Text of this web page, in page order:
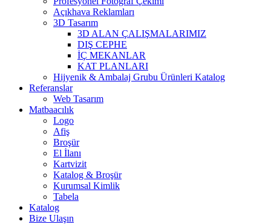
Açıkhava Reklamları
3D Tasarım
3D ALAN ÇALIŞMALARIMIZ
DIŞ CEPHE
İÇ MEKANLAR
KAT PLANLARI
Hijyenik & Ambalaj Grubu Ürünleri Katalog
Referanslar
Web Tasarım
Matbaacılık
Logo
Afiş
Broşür
El İlanı
Kartvizit
Katalog & Broşür
Kurumsal Kimlik
Tabela
Katalog
Bize Ulaşın